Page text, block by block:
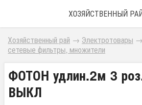
ХОЗЯЙСТВЕННЫЙ
Хозяйственный рай → Электротовары →
сетевые фильтры, множители
ФОТОН удлин.2м 3
ВЫКЛ